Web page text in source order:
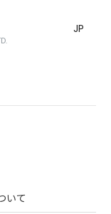
JP
いて